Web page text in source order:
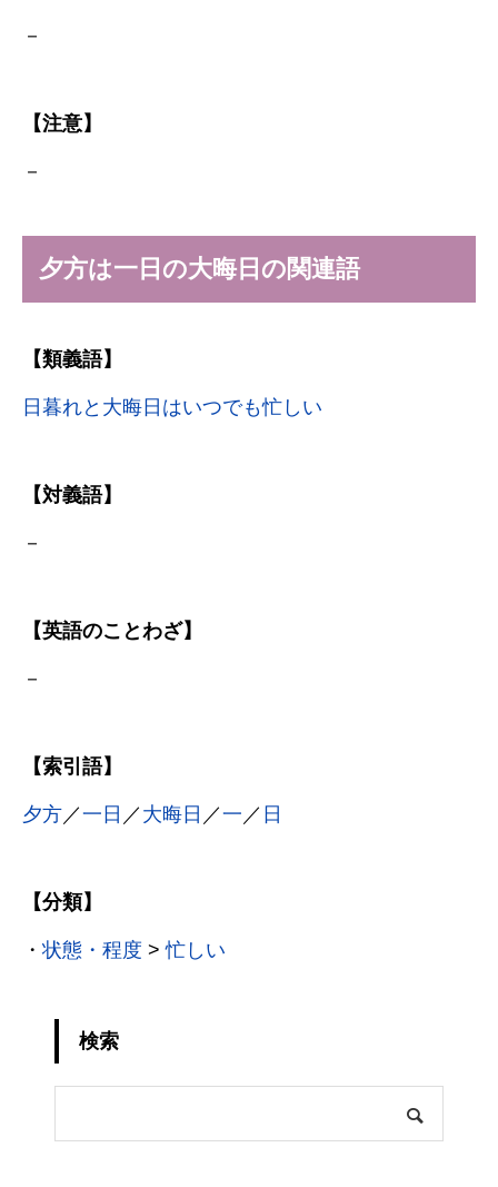
－
【注意】
－
夕方は一日の大晦日の関連語
【類義語】
日暮れと大晦日はいつでも忙しい
【対義語】
－
【英語のことわざ】
－
【索引語】
夕方／一日 ／ 大晦日 ／一 ／ 日
【分類】
・状態・程度 >忙しい
検索